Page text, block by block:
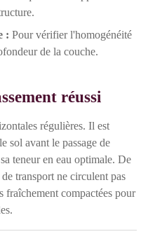
: Pour vérifier l'homogénéité
de la couche.
réussi
régulières. Il est
sol avant le passage de
teneur en eau optimale. De
transport ne circulent pas
fraîchement compactées pour